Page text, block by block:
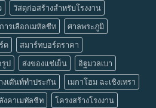
วัสดุก่อสร้างสำหรับโรงงาน
ารเลือกเมทัลชีท
ศาลพระภูมิ
ด
สมาร์ทบอร์ดราคา
รูป
ส่งของแช่เย็น
อิฐมวลเบา
งเต๊นท์ทำประกัน
เมกาโฮม ฉะเชิงเทรา
งคาเมทัลชีท
โครงสร้างโรงงาน